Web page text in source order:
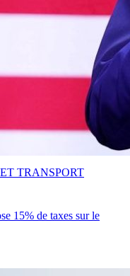
15% de taxes sur le
TRANSPORT